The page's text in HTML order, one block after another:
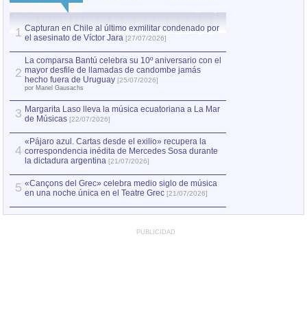
1 Capturan en Chile al último exmilitar condenado por
el asesinato de Víctor Jara [27/07/2026]
2
La comparsa Bantú celebra su 10º aniversario con el
mayor desfile de llamadas de candombe jamás
hecho fuera de Uruguay [25/07/2026]
por Manel Gausachs
3 Margarita Laso lleva la música ecuatoriana a La Mar
de Músicas [22/07/2026]
4
«Pájaro azul. Cartas desde el exilio» recupera la
correspondencia inédita de Mercedes Sosa durante
la dictadura argentina [21/07/2026]
5 «Cançons del Grec» celebra medio siglo de música
en una noche única en el Teatre Grec [21/07/2026]
PUBLICIDAD